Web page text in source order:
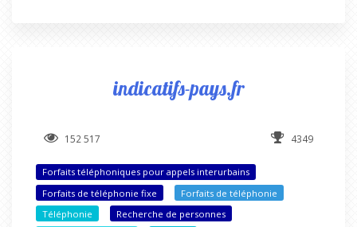
indicatifs-pays.fr
152 517 4349
Forfaits téléphoniques pour appels interurbains
Forfaits de téléphonie fixe
Forfaits de téléphonie
Téléphonie
Recherche de personnes